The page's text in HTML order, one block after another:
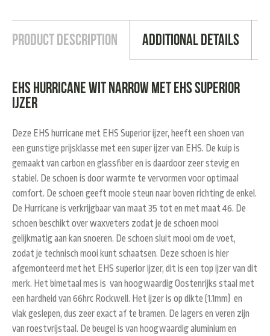
Product Description Additional Details
EHS Hurricane wit narrow met EHS Superior
ijzer
Deze EHS hurricane met EHS Superior ijzer, heeft een shoen van
een gunstige prijsklasse met een super ijzer van EHS. De kuip is
gemaakt van carbon en glassfiber en is daardoor zeer stevig en
stabiel. De schoen is door warmte te vervormen voor optimaal
comfort. De schoen geeft mooie steun naar boven richting de enkel.
De Hurricane is verkrijgbaar van maat 35 tot en met maat 46. De
schoen beschikt over waxveters zodat je de schoen mooi
gelijkmatig aan kan snoeren. De schoen sluit mooi om de voet,
zodat je technisch mooi kunt schaatsen. Deze schoen is hier
afgemonteerd met het EHS superior ijzer, dit is een top ijzer van dit
merk. Het bimetaal mes is van hoogwaardig Oostenrijks staal met
een hardheid van 66hrc Rockwell. Het ijzer is op dikte (1.1mm) en
vlak geslepen, dus zeer exact af te bramen. De lagers en veren zijn
van roestvrijstaal. De beugel is van hoogwaardig aluminium en